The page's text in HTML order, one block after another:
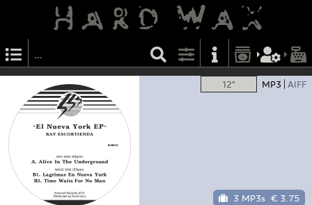
12" MP3 AIFF
3 MP3s € 3.75